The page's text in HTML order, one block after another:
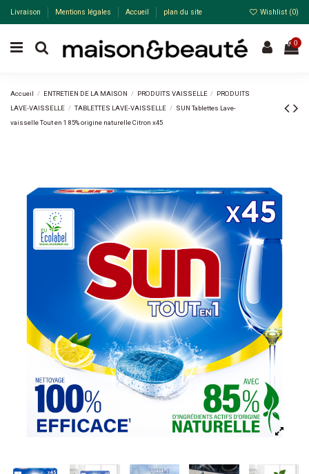
Livraison Mentions légales Accueil plan du site Wishlist (0)
0
Accueil ENTRETIEN DE LA MAISON PRODUITS VAISSELLE
PRODUITS
LAVE-VAISSELLE
TABLETTES LAVE-VAISSELLE
SUN Tablettes Lave-
vaisselle Tout en 1 85% origine naturelle Citron x45